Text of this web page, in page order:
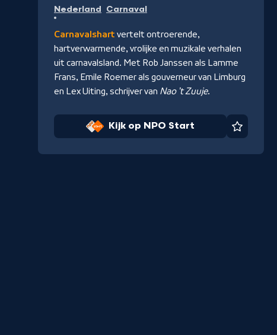
op
NPO
Start
Nederland Carnaval
Carnavalshart vertelt ontroerende,
hartverwarmende, vrolijke en muzikale verhalen
uit carnavalsland. Met Rob Janssen als Lamme
Frans, Emile Roemer als gouverneur van Limburg
en Lex Uiting, schrijver van Nao ’t Zuuje.
Kijk op NPO Start Favoriet